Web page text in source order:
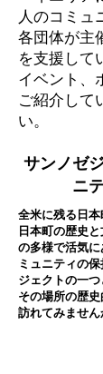
人のコミュ
各団体が主
を支援して
イベント、
ご紹介して
い。
サンノゼ
ニ
全米に残る日
日本町の歴史
の多様で活気
ミュニティの
ジェクトの一つ
その場所の歴
訪れてみません